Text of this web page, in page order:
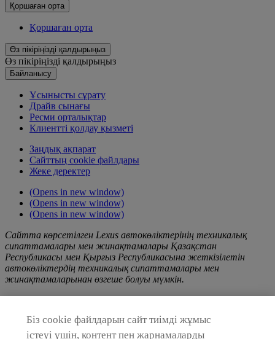
Қoршаған орта
Қoршаған орта
Өз пікіріңізді қалдырыңыз
Өз пікіріңізді қалдырыңыз
Байланысу
Ұсынысты сұрату
Драйв сынағы
Ресми орталықтар
Клиентті қолдау қызметі
Заңдық ақпарат
Сайттың cookie файлдары
Жеке деректер
(Opens in new window)
(Opens in new window)
(Opens in new window)
Сайтта көрсетілген Lexus автокөліктерінің техникалық
сипаттамалары мен жинақтамалары Қазақстан
Республикасы мен Қырғыз Республикасына жеткізілетін
автокөліктердің техникалық сипаттамалары мен
жинақтамаларынан өзгеше болуы мүмкін.
мен науқандары туралы кез келген ақпарат тек ақпараттық
сипатта берілген және жария оферта емес. Тауарларды
Біз cookie файлдарын сайт тиімді жұмыс
істеуі үшін, контент пен жарнамаларды